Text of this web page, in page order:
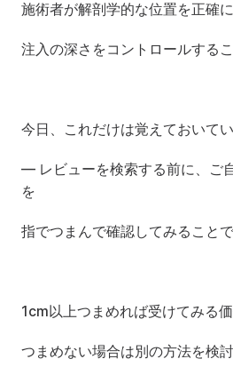
施術者が解剖学的な位置を正確に
注入の深さをコントロールする
今日、これだけは覚えておいて
— レビューを検索する前に、ご
を
指でつまんで確認してみることで
1cm以上つまめれば受けてみる価
つまめない場合は別の方法を検